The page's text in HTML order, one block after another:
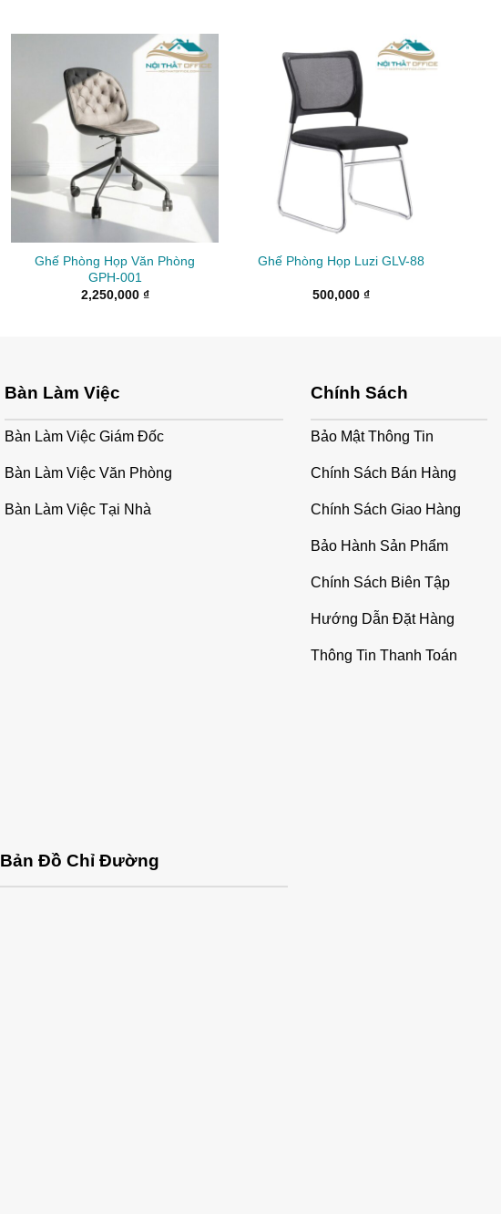
Ghế Phòng Họp Văn Phòng
GPH-001
2,250,000 ₫
Ghế Phòng Họp Luzi GLV-88
500,000 ₫
Bàn Làm Việc
Bàn Làm Việc Giám Đốc
Bàn Làm Việc Văn Phòng
Bàn Làm Việc Tại Nhà
Chính Sách
Bảo Mật Thông Tin
Chính Sách Bán Hàng
Chính Sách Giao Hàng
Bảo Hành Sản Phẩm
Chính Sách Biên Tập
Hướng Dẫn Đặt Hàng
Thông Tin Thanh Toán
Bản Đồ Chỉ Đường